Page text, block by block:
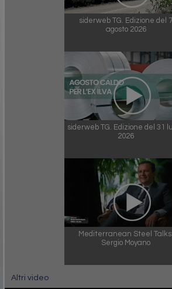
siderweb TG. Edizione del 7
agosto 2026
siderweb TG. Edizione del 31
2026
Mediterranean Steel Talks:
Sergio Moyano
Altri video